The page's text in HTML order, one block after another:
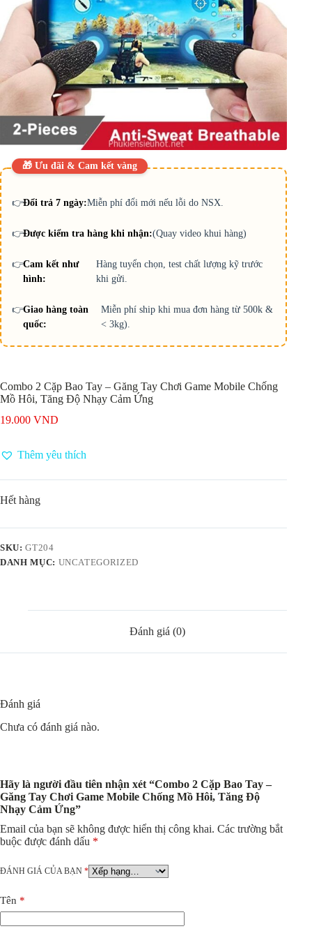
🎁 Ưu đãi & Cam kết vàng
👉Đổi trả 7 ngày:Miễn phí đổi mới nếu lỗi do NSX.
👉Được kiểm tra hàng khi nhận:(Quay video khui hàng)
👉Cam kết như
hình:
Hàng tuyển chọn, test chất lượng kỹ trước
khi gửi.
👉Giao hàng toàn
quốc:
Miễn phí ship khi mua đơn hàng từ 500k &
< 3kg).
Combo 2 Cặp Bao Tay – Găng Tay Chơi Game Mobile Chống
Mồ Hôi, Tăng Độ Nhạy Cảm Ứng
19.000 VND
Thêm yêu thích
Hết hàng
SKU:GT204
DANH MỤC: UNCATEGORIZED
Đánh giá (0)
Đánh giá
Chưa có đánh giá nào.
Hãy là người đầu tiên nhận xét “Combo 2 Cặp Bao Tay –
Găng Tay Chơi Game Mobile Chống Mồ Hôi, Tăng Độ
Nhạy Cảm Ứng”
Email của bạn sẽ không được hiển thị công khai. Các trường bắt
buộc được đánh dấu *
ĐÁNH GIÁ CỦA BẠN *
Tên *